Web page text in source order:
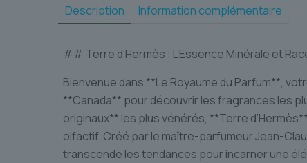
Description Information complémentaire
## Terre d’Hermès : L’Essence Minérale et
Bienvenue dans **Le Royaume du Parfum**,
**Canada** pour découvrir les fragrances les
originaux** les plus vénérés, **Terre
olfactif. Créé par le maître-parfumeur Jean-
transcende les tendances pour incarner une